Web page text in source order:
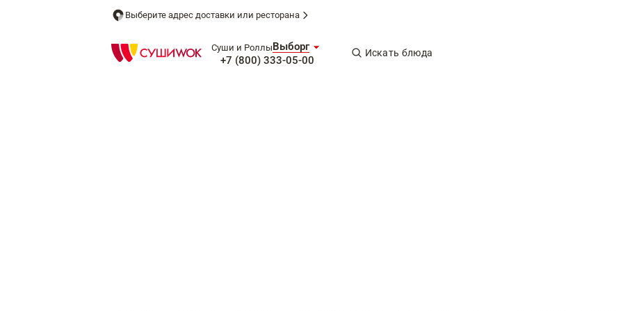
Выберите адрес доставки или ресторана
Суши и РоллыВыборг
+7 (800) 333-05-00
Искать блюда